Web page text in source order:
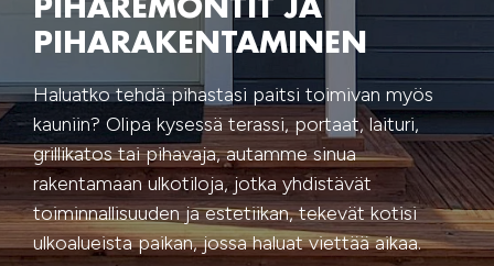
PIHAREMONTIT JA
PIHARAKENTAMINEN
Haluatko tehdä pihastasi paitsi toimivan myös
kauniin? Olipa kysessä terassi, portaat, laituri,
grillikatos tai pihavaja, autamme sinua
rakentamaan ulkotiloja, jotka yhdistävät
toiminnallisuuden ja estetiikan, tekevät kotisi
ulkoalueista paikan, jossa haluat viettää aikaa.